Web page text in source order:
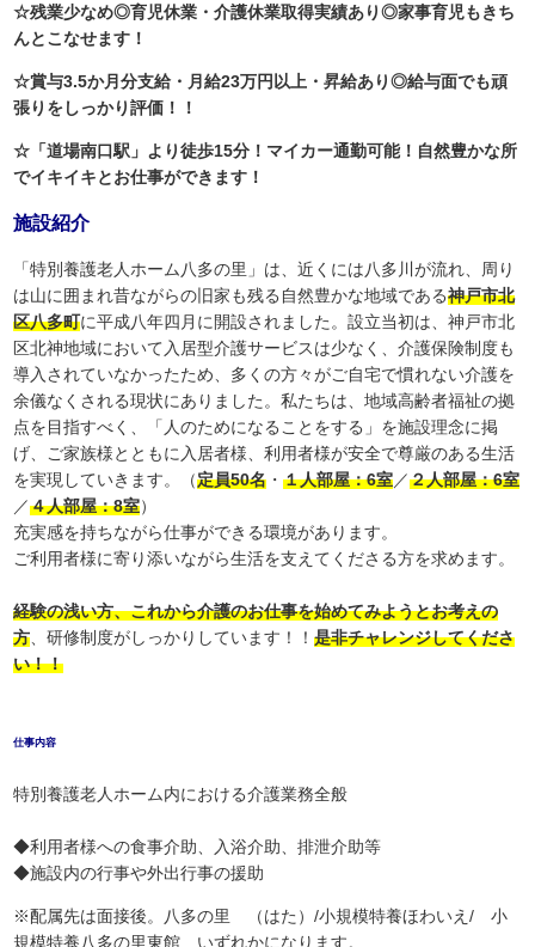
☆残業少なめ◎育児休業・介護休業取得実績あり◎家事育児もきち
んとこなせます！
☆賞与3.5か月分支給・月給23万円以上・昇給あり◎給与面でも頑
張りをしっかり評価！！
☆「道場南口駅」より徒歩15分！マイカー通勤可能！自然豊かな所
でイキイキとお仕事ができます！
施設紹介
「特別養護老人ホーム八多の里」は、近くには八多川が流れ、周り
は山に囲まれ昔ながらの旧家も残る自然豊かな地域である神戸市北
区八多町に平成八年四月に開設されました。設立当初は、神戸市北
区北神地域において入居型介護サービスは少なく、介護保険制度も
導入されていなかったため、多くの方々がご自宅で慣れない介護を
余儀なくされる現状にありました。私たちは、地域高齢者福祉の拠
点を目指すべく、「人のためになることをする」を施設理念に掲
げ、ご家族様とともに入居者様、利用者様が安全で尊厳のある生活
を実現していきます。（定員50名 ・１人部屋：6室／２人部屋：6室
／４人部屋：8室）
充実感を持ちながら仕事ができる環境があります。
ご利用者様に寄り添いながら生活を支えてくださる方を求めます。
経験の浅い方、これから介護のお仕事を始めてみようとお考えの
方 、研修制度がしっかりしています！！是非チャレンジしてくださ
い！！
仕事内容
特別養護老人ホーム内における介護業務全般
◆利用者様への食事介助、入浴介助、排泄介助等
◆施設内の行事や外出行事の援助
※配属先は面接後。八多の里 （はた）/小規模特養ほわいえ/ 小
規模特養八多の里東館 いずれかになります。